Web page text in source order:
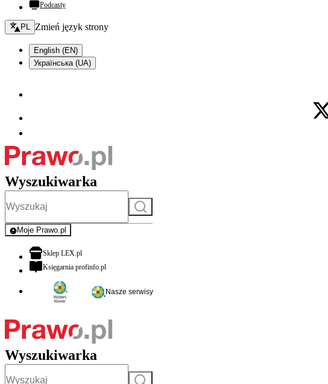
Podcasty
Zmień język - bieżący:
PL Zmień język strony
English (EN)
Українська (UA)
X -
Wyszukiwarka
Szukaj
Moje Prawo.pl
- rejestracja i logowanie do serwisu
Sklep LEX.plotwiera się w nowej karcie
Księgarnia profinfo.plotwiera się w nowej karcie
Nasze serwisy
Wyszukiwarka
Szukaj